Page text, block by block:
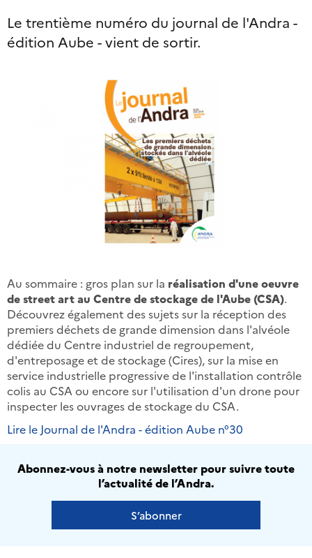
Le trentième numéro du journal de l'Andra -
édition Aube - vient de sortir.
Au sommaire : gros plan sur la réalisation d'une oeuvre
de street art au Centre de stockage de l'Aube (CSA).
Découvrez également des sujets sur la réception des
premiers déchets de grande dimension dans l'alvéole
dédiée du Centre industriel de regroupement,
d'entreposage et de stockage (Cires), sur la mise en
service industrielle progressive de l'installation contrôle
colis au CSA ou encore sur l'utilisation d'un drone pour
inspecter les ouvrages de stockage du CSA.
Lire le Journal de l'Andra - édition Aube n°30
Abonnez-vous à notre newsletter pour suivre toute
l’actualité de l’Andra.
S’abonner